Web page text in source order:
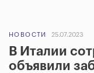
НОВОСТИ 25.07.2023
В Италии
объявили